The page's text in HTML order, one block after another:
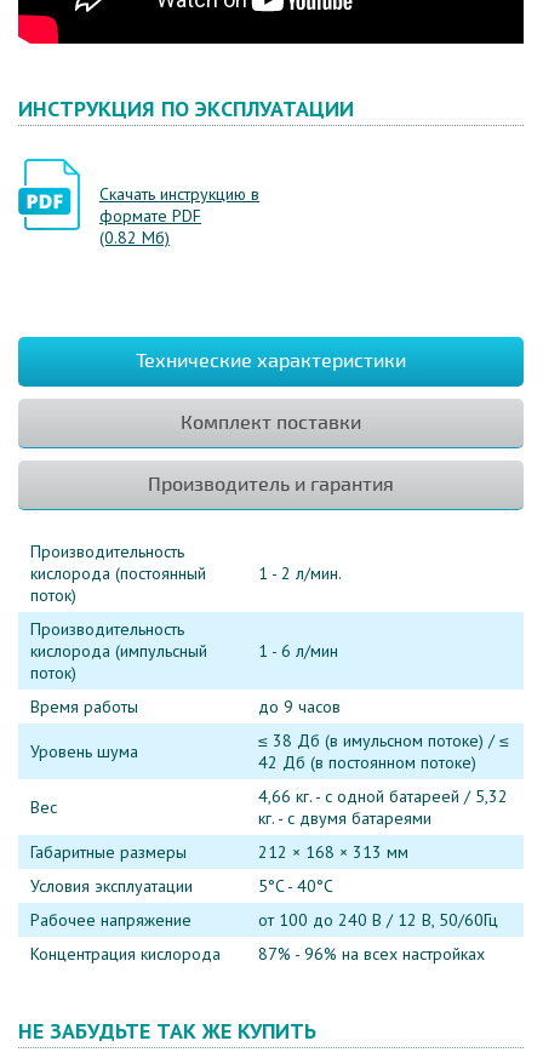
ИНСТРУКЦИЯ ПО ЭКСПЛУАТАЦИИ
Скачать инструкцию в
формате PDF
(0.82 Мб)
Технические характеристики
Комплект поставки
Производитель и гарантия
Производительность
кислорода (постоянный
поток)
1 - 2 л/мин.
Производительность
кислорода (импульсный
поток)
1 - 6 л/мин
Время работы до 9 часов
Уровень шума
≤ 38 Дб (в имульсном потоке) / ≤
42 Дб (в постоянном потоке)
Вес
4,66 кг. - с одной батареей / 5,32
кг. - с двумя батареями
Габаритные размеры
212 × 168 × 313 мм
Условия эксплуатации
5°C - 40°C
Рабочее напряжение
от 100 до 240 В / 12 В, 50/60Гц
Концентрация кислорода
87% - 96% на всех настройках
НЕ ЗАБУДЬТЕ ТАК ЖЕ КУПИТЬ